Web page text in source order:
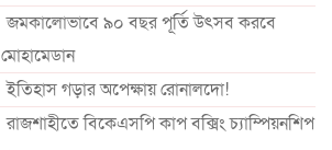
জমকালোভাবে ৯০ বছর পূর্তি উৎসব করবে
মোহামেডান
ইতিহাস গড়ার অপেক্ষায় রোনালদো!
রাজশাহীতে বিকেএসপি কাপ বক্সিং চ্যাম্পিয়নশিপ